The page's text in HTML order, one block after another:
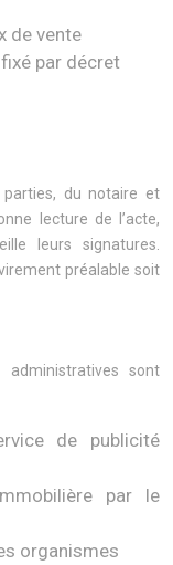
de vente
par décret
parties, du notaire et
lecture de l’acte,
leurs signatures.
préalable soit
administratives sont
de publicité
par le
organismes